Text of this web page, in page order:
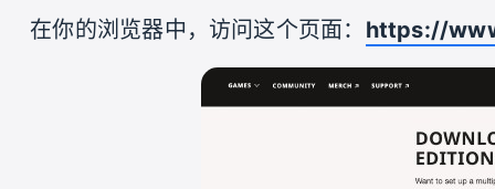
在你的浏览器中，访问这个页面： https://